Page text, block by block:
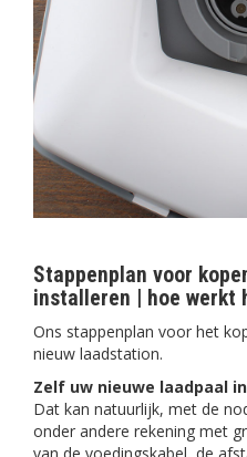
Stappenplan voor
installeren | hoe werkt
Ons stappenplan voor het
nieuw laadstation.
Zelf uw nieuwe laadpaal
Dat kan natuurlijk, met de
onder andere rekening met